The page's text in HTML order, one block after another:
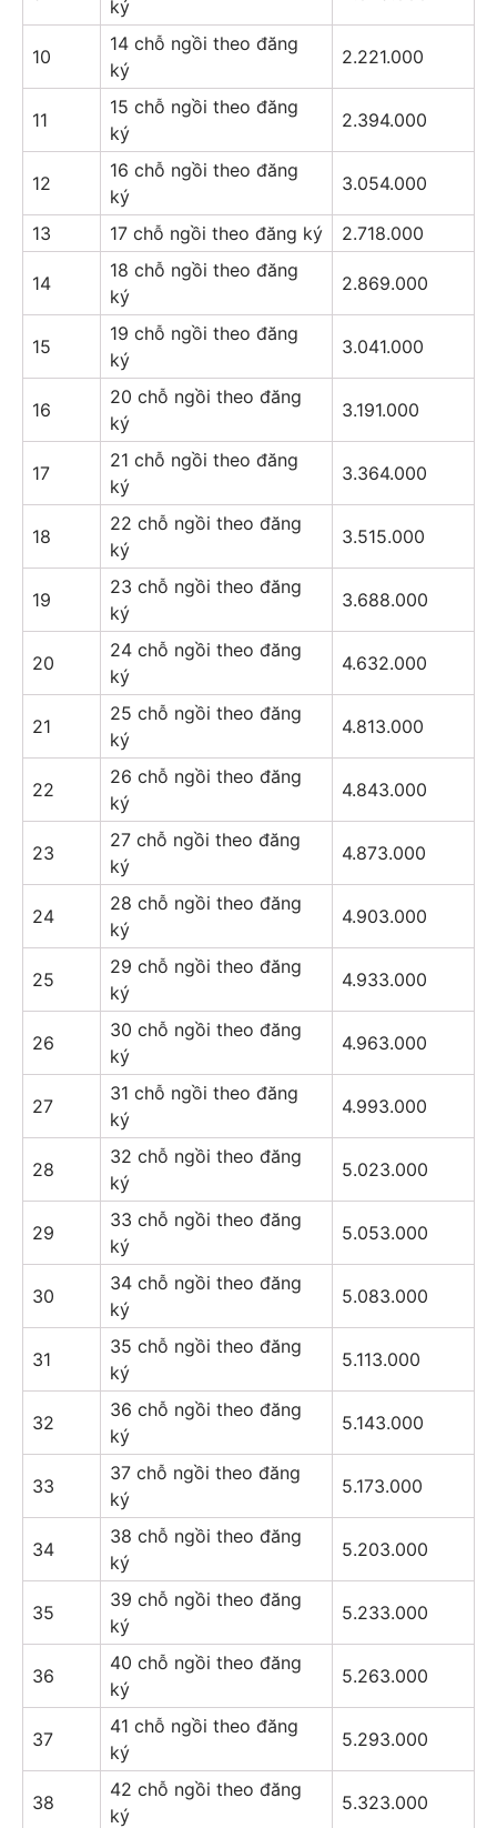
ký
10
14 chỗ ngồi theo đăng
ký
2.221.000
11
15 chỗ ngồi theo đăng
ký
2.394.000
12
16 chỗ ngồi theo đăng
ký
3.054.000
13 17 chỗ ngồi theo đăng ký 2.718.000
14
18 chỗ ngồi theo đăng
ký
2.869.000
15
19 chỗ ngồi theo đăng
ký
3.041.000
16
20 chỗ ngồi theo đăng
ký
3.191.000
17
21 chỗ ngồi theo đăng
ký
3.364.000
18
22 chỗ ngồi theo đăng
ký
3.515.000
19
23 chỗ ngồi theo đăng
ký
3.688.000
20
24 chỗ ngồi theo đăng
ký
4.632.000
21
25 chỗ ngồi theo đăng
ký
4.813.000
22
26 chỗ ngồi theo đăng
ký
4.843.000
23
27 chỗ ngồi theo đăng
ký
4.873.000
24
28 chỗ ngồi theo đăng
ký
4.903.000
25
29 chỗ ngồi theo đăng
ký
4.933.000
26
30 chỗ ngồi theo đăng
ký
4.963.000
27
31 chỗ ngồi theo đăng
ký
4.993.000
28
32 chỗ ngồi theo đăng
ký
5.023.000
29
33 chỗ ngồi theo đăng
ký
5.053.000
30
34 chỗ ngồi theo đăng
ký
5.083.000
31
35 chỗ ngồi theo đăng
ký
5.113.000
32
36 chỗ ngồi theo đăng
ký
5.143.000
33
37 chỗ ngồi theo đăng
ký
5.173.000
34
38 chỗ ngồi theo đăng
ký
5.203.000
35
39 chỗ ngồi theo đăng
ký
5.233.000
36
40 chỗ ngồi theo đăng
ký
5.263.000
37
41 chỗ ngồi theo đăng
ký
5.293.000
38
42 chỗ ngồi theo đăng
ký
5.323.000